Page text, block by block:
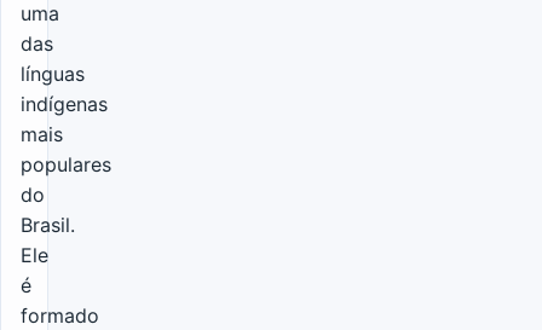
uma
das
línguas
indígenas
mais
populares
do
Brasil.
Ele
é
formado